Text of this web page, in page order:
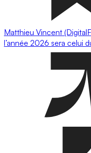
Matthieu Vincent
l’année 2026 sera celui